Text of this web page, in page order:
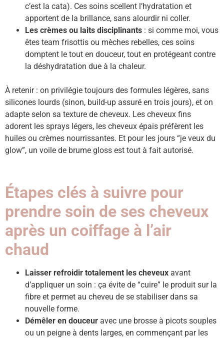
c’est la cata). Ces soins scellent l’hydratation et
apportent de la brillance, sans alourdir ni coller.
Les crèmes ou laits disciplinants : si comme moi, vous
êtes team frisottis ou mèches rebelles, ces soins
domptent le tout en douceur, tout en protégeant contre
la déshydratation due à la chaleur.
À retenir : on privilégie toujours des formules légères, sans
silicones lourds (sinon, build-up assuré en trois jours), et on
adapte selon sa texture de cheveux. Les cheveux fins
adorent les sprays légers, les cheveux épais préfèrent les
huiles ou crèmes nourrissantes. Et pour les jours “je veux du
glow”, un voile de brume gloss est tout à fait autorisé.
Étapes clés à suivre pour
prendre soin de ses cheveux
après un coiffage à l’air
chaud
Laisser refroidir totalement les cheveux avant
d’appliquer un soin : ça évite de “cuire” le produit sur la
fibre et permet au cheveu de se stabiliser dans sa
nouvelle forme.
Démêler en douceur avec une brosse à picots souples
ou un peigne à dents larges, en commençant par les